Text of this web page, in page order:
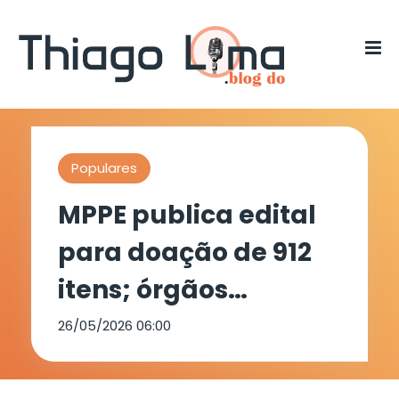
Populares
MPPE publica edital
para doação de 912
itens; órgãos
públicos e entidades
sem fins lucrativos
26/05/2026 06:00